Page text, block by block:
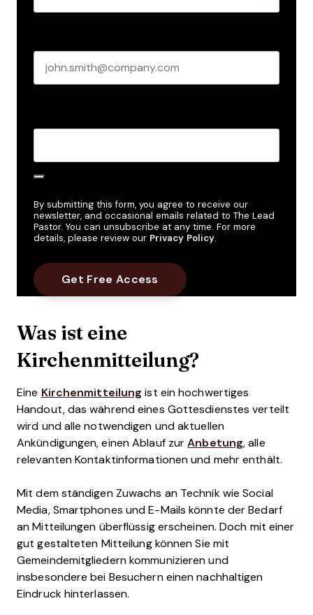
By submitting this form, you agree to receive our
newsletter, and occasional emails related to The Lead
Pastor. You can unsubscribe at any time. For more
details, please review our Privacy Policy.
Was ist eine
Kirchenmitteilung?
Eine Kirchenmitteilung ist ein hochwertiges
Handout, das während eines Gottesdienstes verteilt
wird und alle notwendigen und aktuellen
Ankündigungen, einen Ablauf zur Anbetung, alle
relevanten Kontaktinformationen und mehr enthält.
Mit dem ständigen Zuwachs an Technik wie Social
Media, Smartphones und E-Mails könnte der Bedarf
an Mitteilungen überflüssig erscheinen. Doch mit einer
gut gestalteten Mitteilung können Sie mit
Gemeindemitgliedern kommunizieren und
insbesondere bei Besuchern einen nachhaltigen
Eindruck hinterlassen.